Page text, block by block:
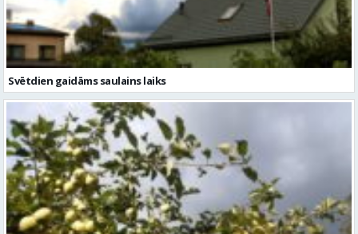
Svētdien gaidāms saulains laiks